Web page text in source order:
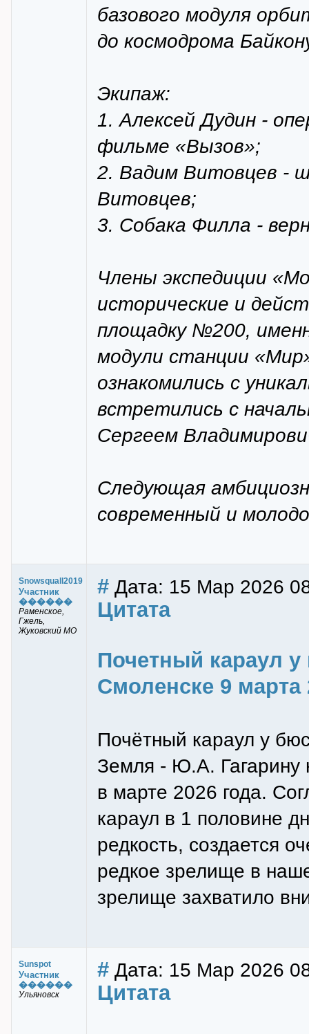
базового модуля
до космодрома
Экипаж:
1. Алексей Дудин -
фильме «Вызов»;
2. Вадим Витовцев -
Витовцев;
3. Собака Филла -
Члены экспедиции
исторические и
площадку №200,
модули станции
ознакомились с
встретились с
Сергеем
Следующая
современный и
Snowsquall2019
Участник
������
Раменское,
Гжель,
Жуковский МО
# Дата: 15 Мар 2026
Цитата
Почетный караул у
Смоленске 9 марта
Почётный караул у
Земля - Ю.А. Гагарину
в марте 2026 года.
караул в 1 половине
редкость, создается
редкое зрелище в
зрелище захватило
Sunspot
Участник
������
Ульяновск
# Дата: 15 Мар 2026
Цитата